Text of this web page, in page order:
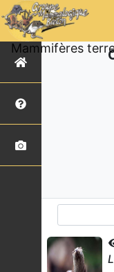
Mammifères